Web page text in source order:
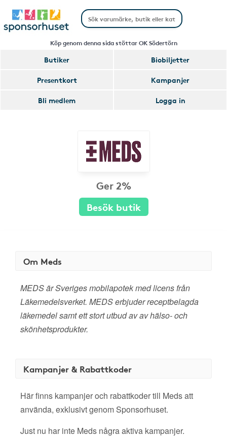
Köp genom denna sida stöttar OK Södertörn
Butiker
Biobiljetter
Presentkort
Kampanjer
Bli medlem
Logga in
Ger 2%
Besök butik
Om Meds
MEDS är Sveriges mobilapotek med licens från
Läkemedelsverket. MEDS erbjuder receptbelagda
läkemedel samt ett stort utbud av av hälso- och
skönhetsprodukter.
Kampanjer & Rabattkoder
Här finns kampanjer och rabattkoder till Meds att
använda, exklusivt genom Sponsorhuset.
Just nu har inte Meds några aktiva kampanjer.